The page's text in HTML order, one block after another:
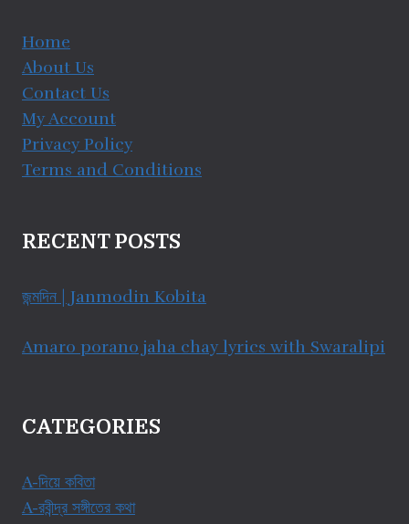
Home
About Us
Contact Us
My Account
Privacy Policy
Terms and Conditions
RECENT POSTS
জন্মদিন | Janmodin Kobita
Amaro porano jaha chay lyrics with Swaralipi
CATEGORIES
A-দিয়ে কবিতা
A-রবীন্দ্র সঙ্গীতের কথা